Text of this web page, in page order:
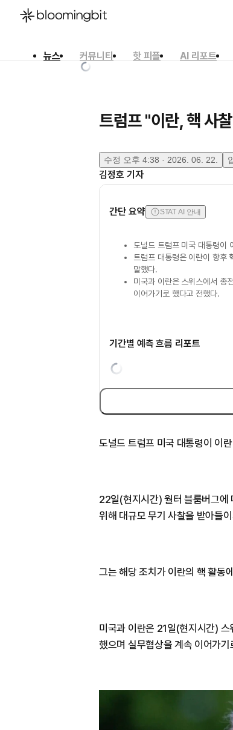
뉴스 커뮤니티 핫 피플 AI 리포트
트럼프 "이란, 핵 사
수정 오후 4:38 · 2026. 06. 22.
김정호 기자
간단 요약 STAT AI 안내
도널드 트럼프 미국 대통령이
트럼프 대통령은 이란이 향후
말했다.
미국과 이란은 스위스에서 종전
이어가기로 했다고 전했다.
기간별 예측 흐름 리포트
도널드 트럼프 미국 대통령이 이
22일(현지시간) 월터 블룸버그에
위해 대규모 무기 사찰을 받아들
그는 해당 조치가 이란의 핵 활동
미국과 이란은 21일(현지시간)
했으며 실무협상을 계속 이어가기